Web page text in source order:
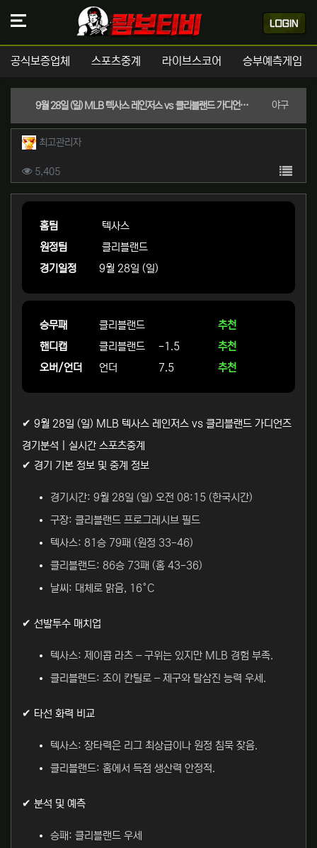
공식보증업체 스포츠중계 라이브스코어 승부예측게임
9월 28일 (일) MLB 텍사스 레인저스 vs 클리블랜드 가디언즈 경기분석 | 실시간 스포츠중계 야구분류
작성자 정보
최고관리자작성
컨텐츠 정보
5,405조회 목록
본문
홈팀
텍사스
원정팀
클리블랜드
경기일정
9월 28일 (일)
승무패 클리블랜드
추천
핸디캡
클리블랜드 -1.5
추천
오버/언더
언더 7.5 추천
✔ 9월 28일 (일) MLB 텍사스 레인저스 vs 클리블랜드 가디언즈
경기분석 | 실시간 스포츠중계
✔ 경기 기본 정보 및 중계 정보
경기시간: 9월 28일 (일) 오전 08:15 (한국시간)
구장: 클리블랜드 프로그레시브 필드
텍사스: 81승 79패 (원정 33-46)
클리블랜드: 86승 73패 (홈 43-36)
날씨: 대체로 맑음, 16°C
✔ 선발투수 매치업
텍사스: 제이콥 라츠 – 구위는 있지만 MLB 경험 부족.
클리블랜드: 조이 칸틸로 – 제구와 탈삼진 능력 우세.
✔ 타선 화력 비교
텍사스: 장타력은 리그 최상급이나 원정 침묵 잦음.
클리블랜드: 홈에서 득점 생산력 안정적.
✔ 분석 및 예측
승패: 클리블랜드 우세